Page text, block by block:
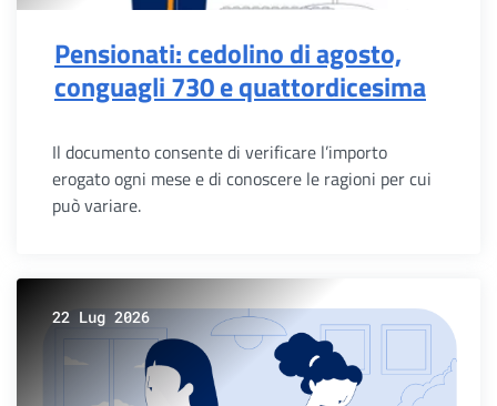
Pensionati: cedolino di agosto,
conguagli 730 e quattordicesima
Il documento consente di verificare l’importo
erogato ogni mese e di conoscere le ragioni per cui
può variare.
22 Lug 2026